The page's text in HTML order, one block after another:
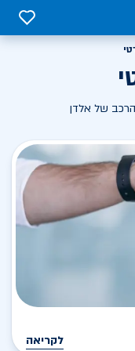
0
הרכב של אלדן
לקריאה